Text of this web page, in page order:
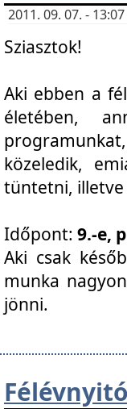
2011. 09. 07. -
Sziasztok!
Aki ebben a
életében,
közeledik,
tüntetni, illetve
Időpont: 9.-e,
Aki csak
munka
jönni.